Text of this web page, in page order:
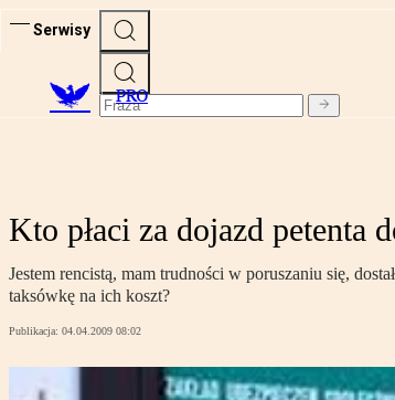
Serwisy
PRO
Kto płaci za dojazd petenta
Jestem rencistą, mam trudności w poruszaniu się,
taksówkę na ich koszt?
Publikacja: 04.04.2009 08:02